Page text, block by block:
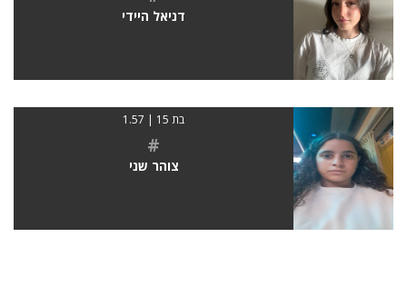
דניאל היידי
בת 15 | 1.57
#
צוהר שני